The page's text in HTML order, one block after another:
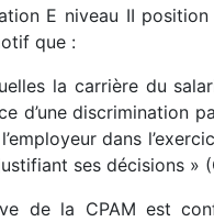
E niveau II
que :
la carrière du
d’une discrimination
dans
ses décisions »
de la CPAM est